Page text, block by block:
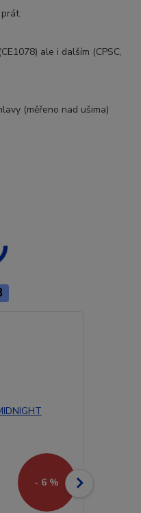
ale i dalším (CPSC,
(měřeno nad ušima)
- 6 %